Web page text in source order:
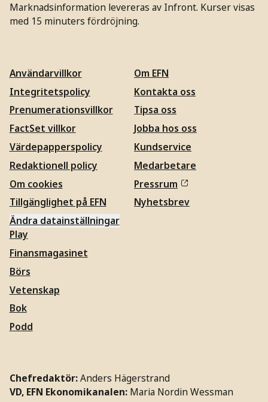
Marknadsinformation levereras av Infront. Kurser visas
med 15 minuters fördröjning.
Användarvillkor
Integritetspolicy
Prenumerationsvillkor
FactSet villkor
Värdepapperspolicy
Redaktionell policy
Om cookies
Tillgänglighet på EFN
Ändra datainställningar
Om EFN
Kontakta oss
Tipsa oss
Jobba hos oss
Kundservice
Medarbetare
Pressrum
Nyhetsbrev
Play
Finansmagasinet
Börs
Vetenskap
Bok
Podd
Chefredaktör:Anders Hägerstrand
VD, EFN Ekonomikanalen: Maria Nordin Wessman